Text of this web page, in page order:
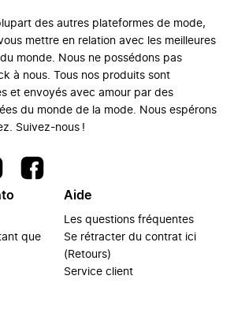
des autres plateformes de mode,
mettre en relation avec les meilleures
monde. Nous ne possédons pas
à nous. Tous nos produits sont
et envoyés avec amour par des
du monde de la mode. Nous espérons
Suivez-nous !
que
Aide
Les questions fréquentes
Se rétracter du contrat ici
(Retours)
Service client